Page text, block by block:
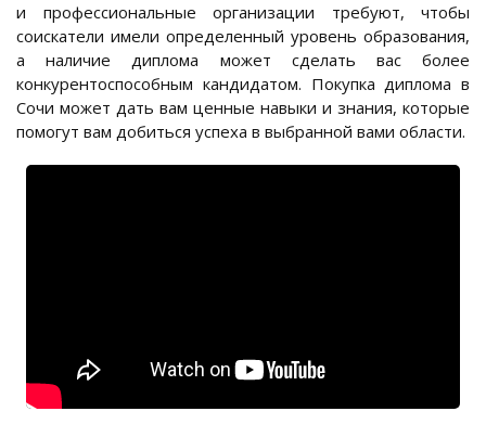
и профессиональные организации требуют, чтобы
соискатели имели определенный уровень образования,
а наличие диплома может сделать вас более
конкурентоспособным кандидатом. Покупка диплома в
Сочи может дать вам ценные навыки и знания, которые
помогут вам добиться успеха в выбранной вами области.